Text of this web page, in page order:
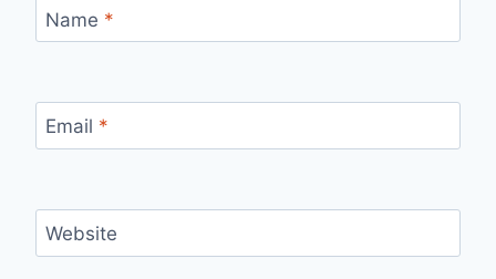
Name *
Email *
Website